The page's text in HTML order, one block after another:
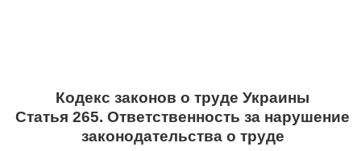
Кодекс законов о труде Украины
Статья 265. Ответственность за нарушение
законодательства о труде